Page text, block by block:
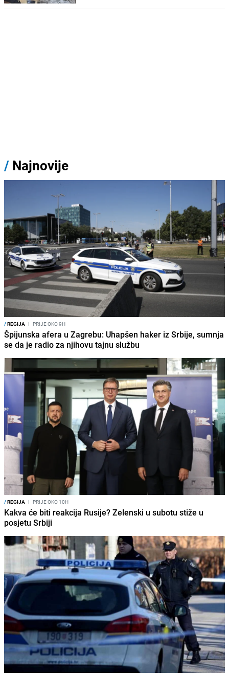
/ Najnovije
/REGIJA I PRIJE OKO 9H
Špijunska afera u Zagrebu: Uhapšen haker iz Srbije, sumnja
se da je radio za njihovu tajnu službu
/REGIJA I PRIJE OKO 10H
Kakva će biti reakcija Rusije? Zelenski u subotu stiže u
posjetu Srbiji